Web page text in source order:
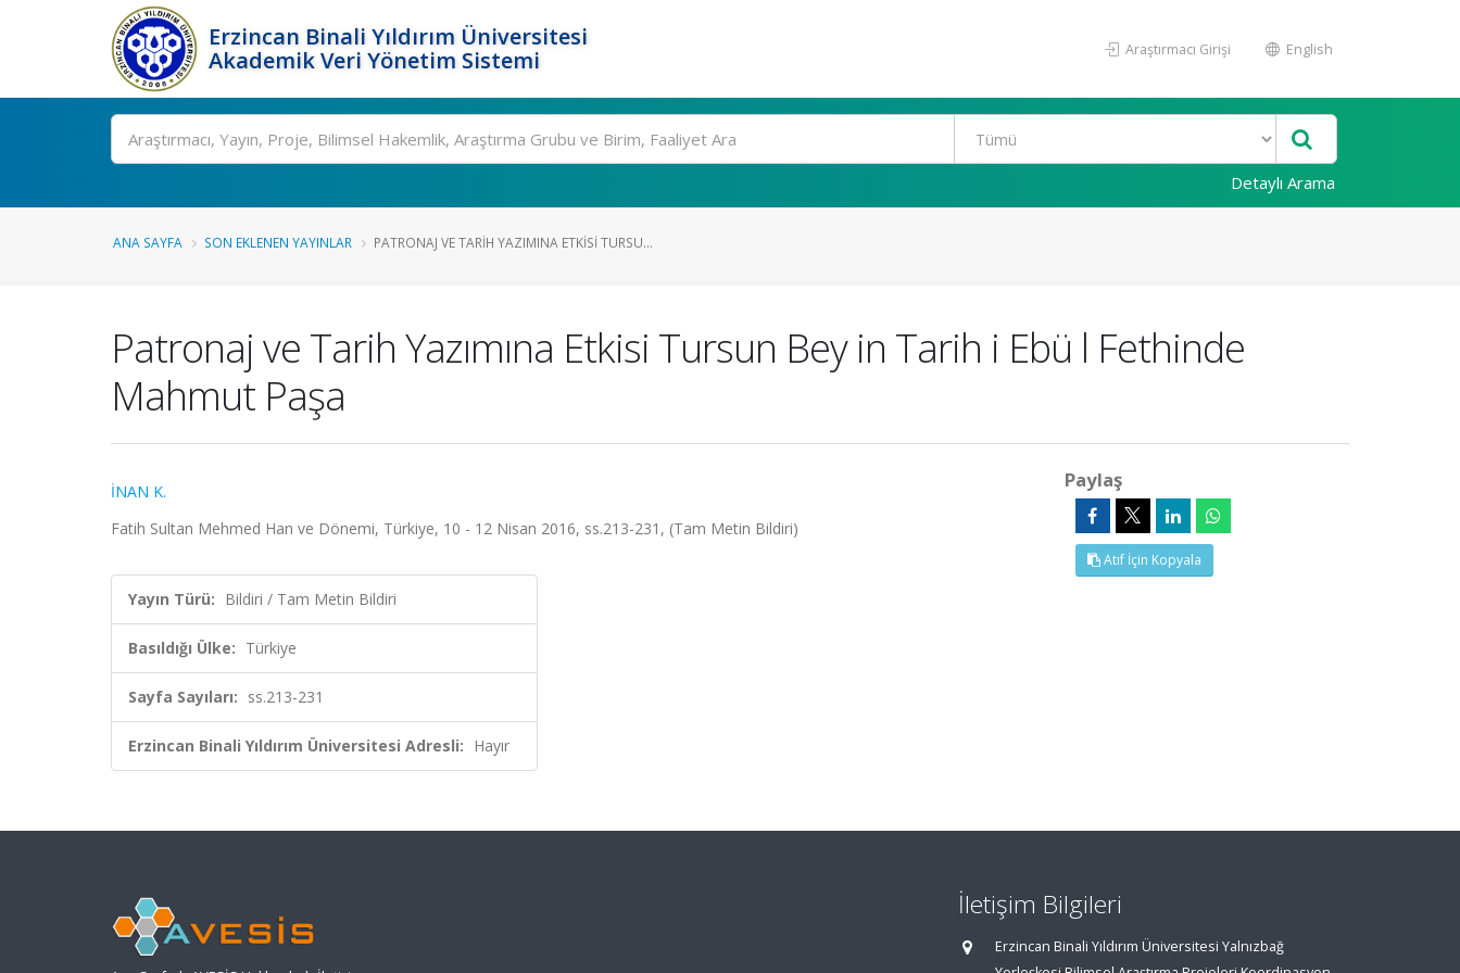
Erzincan Binali Yıldırım Üniversitesi
Akademik Veri Yönetim Sistemi
Araştırmacı Girişi English
Ara
Detaylı Arama
ANA SAYFA SON EKLENEN YAYINLAR PATRONAJ VE TARIH YAZIMINA ETKISI TURSU...
Patronaj ve Tarih Yazımına Etkisi Tursun Bey in Tarih i Ebü l Fethinde
Mahmut Paşa
İNAN K.
Fatih Sultan Mehmed Han ve Dönemi, Türkiye, 10 - 12 Nisan 2016, ss.213-231, (Tam Metin Bildiri)
Yayın Türü: Bildiri / Tam Metin Bildiri
Basıldığı Ülke: Türkiye
Sayfa Sayıları: ss.213-231
Erzincan Binali Yıldırım Üniversitesi Adresli: Hayır
Paylaş
Atıf İçin Kopyala
İletişim Bilgileri
Erzincan Binali Yıldırım Üniversitesi Yalnızbağ